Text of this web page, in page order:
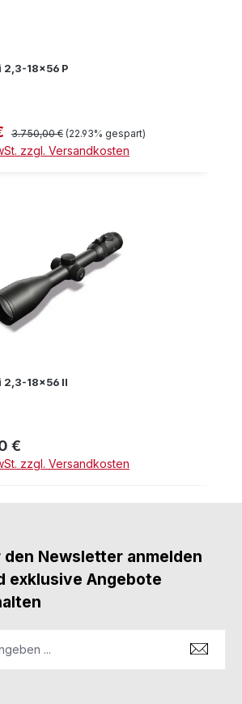
2,3-18x56 P
Regulärer Preis:
3.750,00 € (22.93% gespart)
zzgl. Versandkosten
2,3-18x56 II
€
zzgl. Versandkosten
den Newsletter anmelden
exklusive Angebote